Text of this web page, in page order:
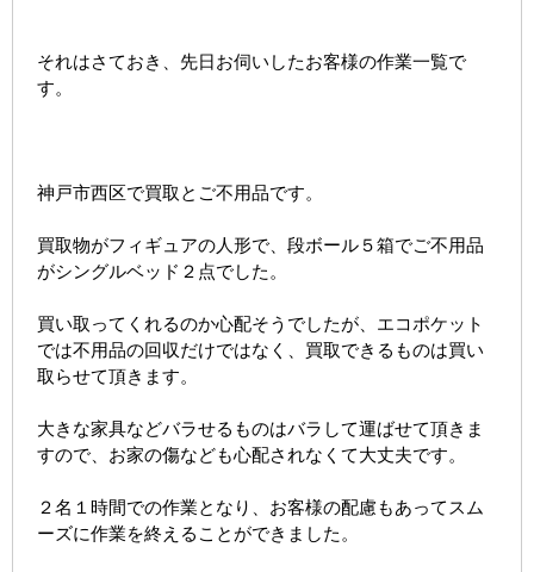
それはさておき、先日お伺いしたお客様の作業一覧で
す。
神戸市西区で買取とご不用品です。
買取物がフィギュアの人形で、段ボール５箱でご不用品
がシングルベッド２点でした。
買い取ってくれるのか心配そうでしたが、エコポケット
では不用品の回収だけではなく、買取できるものは買い
取らせて頂きます。
大きな家具などバラせるものはバラして運ばせて頂きま
すので、お家の傷なども心配されなくて大丈夫です。
２名１時間での作業となり、お客様の配慮もあってスム
ーズに作業を終えることができました。